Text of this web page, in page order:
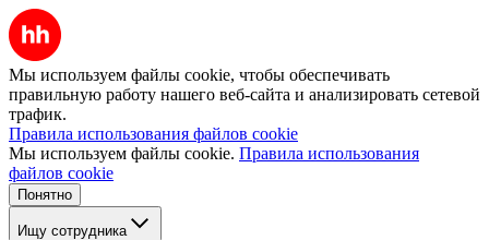
Мы используем файлы cookie, чтобы обеспечивать
правильную работу нашего веб-сайта и анализировать сетевой
трафик.
Правила использования файлов cookie
Мы используем файлы cookie. Правила использования
файлов cookie
Понятно
Ищу сотрудника